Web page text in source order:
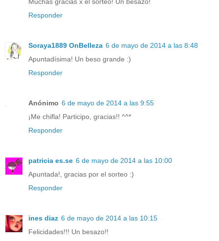
Muchas gracias x el sorteo! Un besazo!
Responder
Soraya1889 OnBelleza 6 de mayo de 2014 a las 8:48
Apuntadísima! Un beso grande :)
Responder
Anónimo 6 de mayo de 2014 a las 9:55
¡Me chifla! Participo, gracias!! ^^*
Responder
patricia es.se 6 de mayo de 2014 a las 10:00
Apuntada!, gracias por el sorteo :)
Responder
ines diaz 6 de mayo de 2014 a las 10:15
Felicidades!!! Un besazo!!